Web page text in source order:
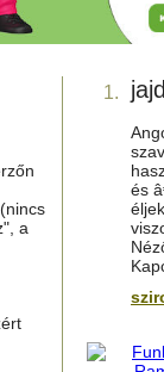
a
1.
és